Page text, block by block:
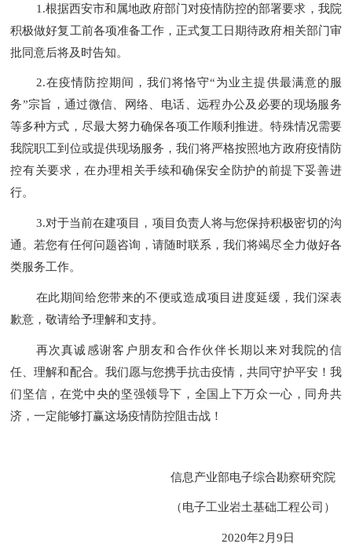
1.根据西安市和属地政府部门对疫情防控的部署要求，我院
积极做好复工前各项准备工作，正式复工日期待政府相关部门审
批同意后将及时告知。
2.在疫情防控期间，我们将恪守“为业主提供最满意的服
务”宗旨，通过微信、网络、电话、远程办公及必要的现场服务
等多种方式，尽最大努力确保各项工作顺利推进。特殊情况需要
我院职工到位或提供现场服务，我们将严格按照地方政府疫情防
控有关要求，在办理相关手续和确保安全防护的前提下妥善进
行。
3.对于当前在建项目，项目负责人将与您保持积极密切的沟
通。若您有任何问题咨询，请随时联系，我们将竭尽全力做好各
类服务工作。
在此期间给您带来的不便或造成项目进度延缓，我们深表
歉意，敬请给予理解和支持。
再次真诚感谢客户朋友和合作伙伴长期以来对我院的信
任、理解和配合。我们愿与您携手抗击疫情，共同守护平安！我
们坚信，在党中央的坚强领导下，全国上下万众一心，同舟共
济，一定能够打赢这场疫情防控阻击战 ！
信息产业部电子综合勘察研究院
（电子工业岩土基础工程公司）
2020年2 月 9 日